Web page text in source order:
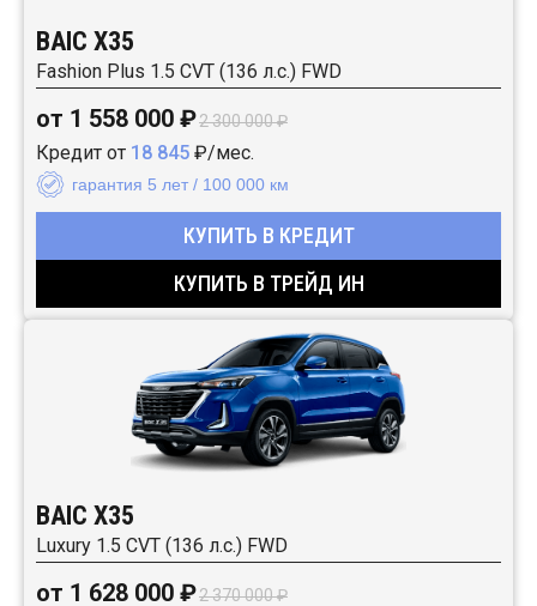
BAIC X35
Fashion Plus 1.5 CVT (136 л.с.) FWD
от 1 558 000 ₽2 300 000 ₽
Кредит от 18 845 ₽/мес.
гарантия 5 лет / 100 000 км
КУПИТЬ В КРЕДИТ
КУПИТЬ В ТРЕЙД ИН
BAIC X35
Luxury 1.5 CVT (136 л.с.) FWD
от 1 628 000 ₽2 370 000 ₽